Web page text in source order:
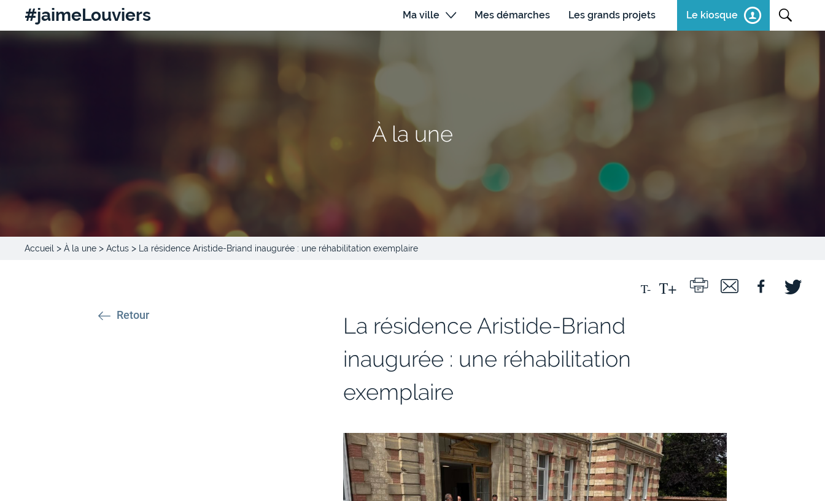
#jaimeLouviers Ma ville Mes démarches Les grands projets Le kiosque
À la une
Accueil > À la une > Actus > La résidence Aristide-Briand inaugurée : une réhabilitation exemplaire
Retour
La résidence Aristide-Briand
inaugurée : une réhabilitation
exemplaire